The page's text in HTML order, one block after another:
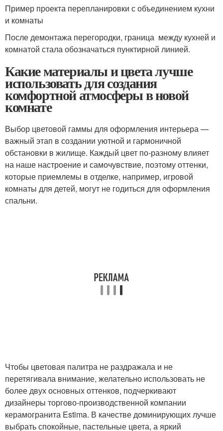
Пример проекта перепланировки с объединением кухни
и комнаты
После демонтажа перегородки, граница между кухней и
комнатой стала обозначаться пунктирной линией.
Какие материалы и цвета лучше
использовать для создания
комфортной атмосферы в новой
комнате
Выбор цветовой гаммы для оформления интерьера —
важный этап в создании уютной и гармоничной
обстановки в жилище. Каждый цвет по-разному влияет
на наше настроение и самочувствие, поэтому оттенки,
которые приемлемы в отделке, например, игровой
комнаты для детей, могут не годиться для оформления
спальни.
Чтобы цветовая палитра не раздражала и не
перетягивала внимание, желательно использовать не
более двух основных оттенков, подчеркивают
дизайнеры торгово-производственной компании
керамогранита Estima. В качестве доминирующих лучше
выбрать спокойные, пастельные цвета, а яркий